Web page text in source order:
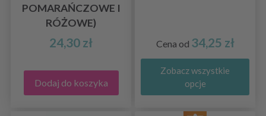
POMARAŃCZOWE I
RÓŻOWE)
24,30 zł
Dodaj do koszyka
Cena od 34,25 zł
Zobacz wszystkie
opcje